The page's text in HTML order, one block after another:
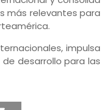
más relevantes para
impulsa
desarrollo para las